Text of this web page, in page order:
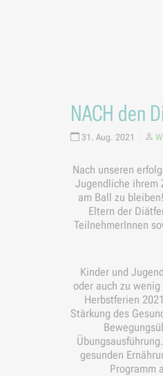
NACH den
31. Aug. 2021
Nach unseren
Jugendliche ihrem
am Ball zu
Eltern der
TeilnehmerInnen
Kinder und
oder auch zu
Herbstferien
Stärkung des
gesunden
Programm